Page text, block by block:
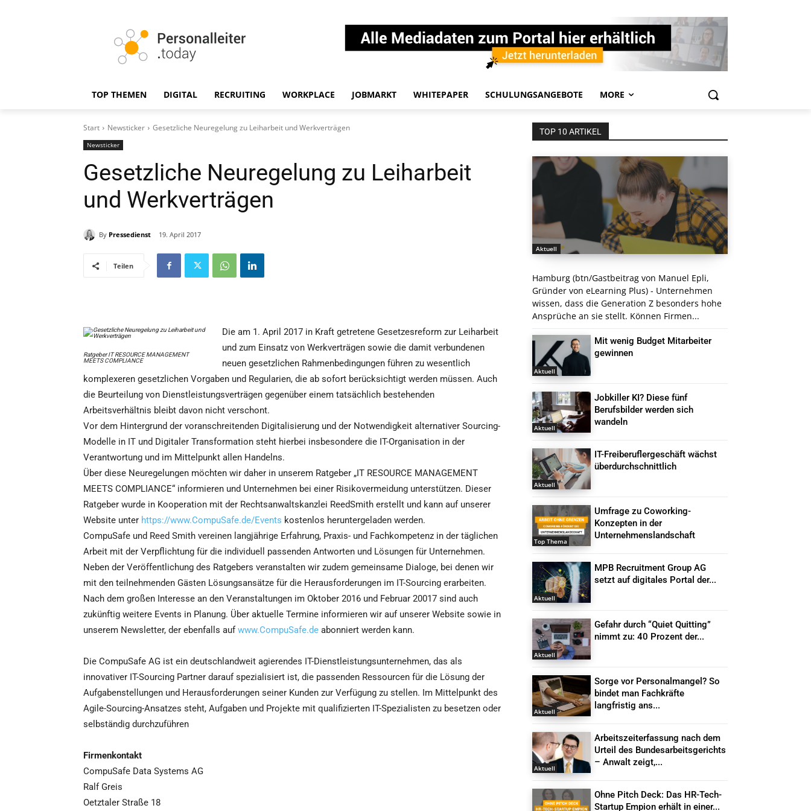
TOP THEMEN DIGITAL RECRUITING WORKPLACE JOBMARKT WHITEPAPER SCHULUNGSANGEBOTE MORE
Start Newsticker Gesetzliche Neuregelung zu Leiharbeit und Werkverträgen
Newsticker
Gesetzliche Neuregelung zu Leiharbeit
und Werkverträgen
By Pressedienst 19. April 2017
Teilen
Ratgeber IT RESOURCE MANAGEMENT
MEETS COMPLIANCE
Die am 1. April 2017 in Kraft getretene Gesetzesreform zur Leiharbeit
und zum Einsatz von Werkverträgen sowie die damit verbundenen
neuen gesetzlichen Rahmenbedingungen führen zu wesentlich
komplexeren gesetzlichen Vorgaben und Regularien, die ab sofort berücksichtigt werden müssen. Auch
die Beurteilung von Dienstleistungsverträgen gegenüber einem tatsächlich bestehenden
Arbeitsverhältnis bleibt davon nicht verschont.
Vor dem Hintergrund der voranschreitenden Digitalisierung und der Notwendigkeit alternativer Sourcing-
Modelle in IT und Digitaler Transformation steht hierbei insbesondere die IT-Organisation in der
Verantwortung und im Mittelpunkt allen Handelns.
Über diese Neuregelungen möchten wir daher in unserem Ratgeber „IT RESOURCE MANAGEMENT
MEETS COMPLIANCE“ informieren und Unternehmen bei einer Risikovermeidung unterstützen. Dieser
Ratgeber wurde in Kooperation mit der Rechtsanwaltskanzlei ReedSmith erstellt und kann auf unserer
Website unter https://www.CompuSafe.de/Events kostenlos heruntergeladen werden.
CompuSafe und Reed Smith vereinen langjährige Erfahrung, Praxis- und Fachkompetenz in der täglichen
Arbeit mit der Verpflichtung für die individuell passenden Antworten und Lösungen für Unternehmen.
Neben der Veröffentlichung des Ratgebers veranstalten wir zudem gemeinsame Dialoge, bei denen wir
mit den teilnehmenden Gästen Lösungsansätze für die Herausforderungen im IT-Sourcing erarbeiten.
Nach dem großen Interesse an den Veranstaltungen im Oktober 2016 und Februar 20017 sind auch
zukünftig weitere Events in Planung. Über aktuelle Termine informieren wir auf unserer Website sowie in
unserem Newsletter, der ebenfalls aufwww.CompuSafe.de abonniert werden kann.
Die CompuSafe AG ist ein deutschlandweit agierendes IT-Dienstleistungsunternehmen, das als
innovativer IT-Sourcing Partner darauf spezialisiert ist, die passenden Ressourcen für die Lösung der
Aufgabenstellungen und Herausforderungen seiner Kunden zur Verfügung zu stellen. Im Mittelpunkt des
Agile-Sourcing-Ansatzes steht, Aufgaben und Projekte mit qualifizierten IT-Spezialisten zu besetzen oder
selbständig durchzuführen
Firmenkontakt
CompuSafe Data Systems AG
Ralf Greis
Oetztaler Straße 18
TOP 10 ARTIKEL
Aktuell
Hamburg (btn/Gastbeitrag von Manuel Epli,
Gründer von eLearning Plus) - Unternehmen
wissen, dass die Generation Z besonders hohe
Ansprüche an sie stellt. Können Firmen...
Aktuell
Mit wenig Budget Mitarbeiter
gewinnen
Aktuell
Jobkiller KI? Diese fünf
Berufsbilder werden sich
wandeln
Aktuell
IT-Freiberuflergeschäft wächst
überdurchschnittlich
Top Thema
Umfrage zu Coworking-
Konzepten in der
Unternehmenslandschaft
Aktuell
MPB Recruitment Group AG
setzt auf digitales Portal der...
Aktuell
Gefahr durch “Quiet Quitting”
nimmt zu: 40 Prozent der...
Aktuell
Sorge vor Personalmangel? So
bindet man Fachkräfte
langfristig ans...
Aktuell
Arbeitszeiterfassung nach dem
Urteil des Bundesarbeitsgerichts
– Anwalt zeigt,...
Ohne Pitch Deck: Das HR-Tech-
Startup Empion erhält in einer...